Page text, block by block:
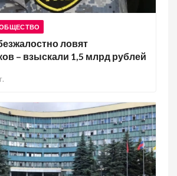
ловят
– взыскали 1,5 млрд рублей